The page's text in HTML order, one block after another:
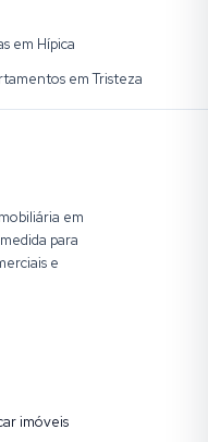
em Hípica
em Tristeza
em
para
e
imóveis